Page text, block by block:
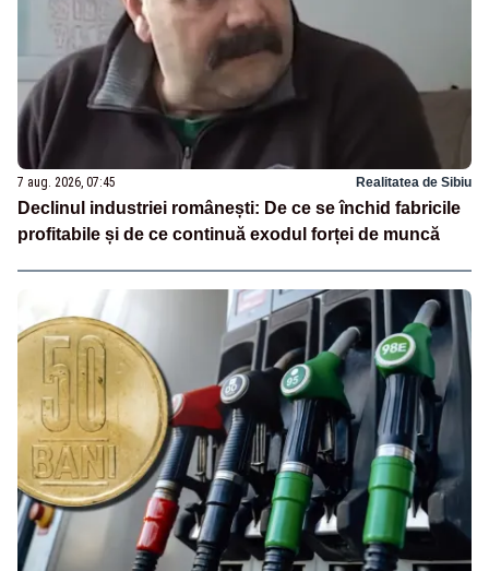
7 aug. 2026, 07:45 Realitatea de Sibiu
Declinul industriei românești: De ce se închid fabricile
profitabile și de ce continuă exodul forței de muncă